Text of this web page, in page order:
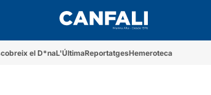
el D*naL'ÚltimaReportatgesHemeroteca